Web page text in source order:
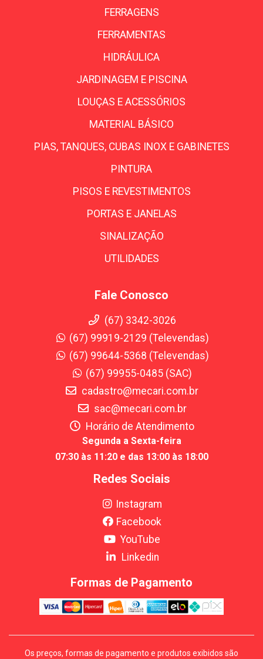
FERRAGENS
FERRAMENTAS
HIDRÁULICA
JARDINAGEM E PISCINA
LOUÇAS E ACESSÓRIOS
MATERIAL BÁSICO
PIAS, TANQUES, CUBAS INOX E GABINETES
PINTURA
PISOS E REVESTIMENTOS
PORTAS E JANELAS
SINALIZAÇÃO
UTILIDADES
Fale Conosco
(67) 3342-3026
(67) 99919-2129 (Televendas)
(67) 99644-5368 (Televendas)
(67) 99955-0485 (SAC)
cadastro@mecari.com.br
sac@mecari.com.br
Horário de Atendimento
Segunda a Sexta-feira
07:30 às 11:20 e das 13:00 às 18:00
Redes Sociais
Instagram
Facebook
YouTube
Linkedin
Formas de Pagamento
Os preços, formas de pagamento e produtos exibidos são